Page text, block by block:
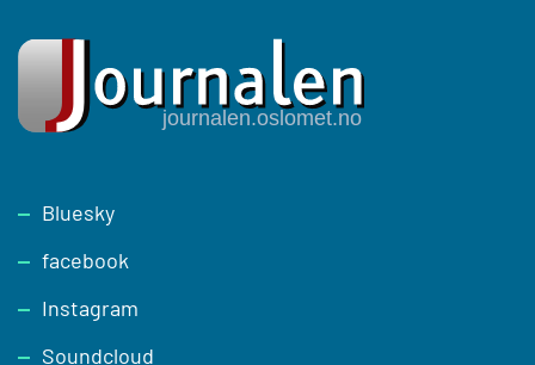
Footer
Bluesky
facebook
Instagram
Soundcloud